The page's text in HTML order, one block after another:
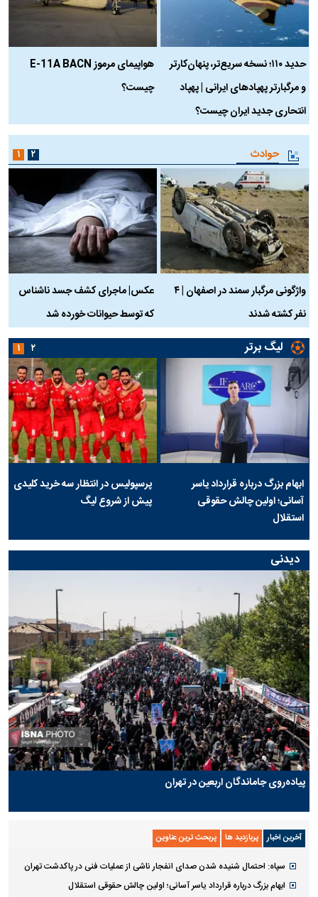
حدید ۱۱۰؛ نسخه سریع‌تر، پنهان‌کارتر
و مرگبارتر پهپادهای ایرانی | پهپاد
انتحاری جدید ایران چیست؟
هواپیمای مرموز E-11A BACN
چیست؟
حوادث
واژگونی مرگبار سمند در اصفهان | ۴
نفر کشته شدند
عکس| ماجرای کشف جسد ناشناس
که توسط حیوانات خورده شد
۱ ۲
لیگ برتر
ابهام بزرگ درباره قرارداد یاسر
آسانی؛ اولین چالش حقوقی
استقلال
پرسپولیس در انتظار سه خرید کلیدی
پیش از شروع لیگ
۱ ۲
دیدنی
پیاده‌روی جاماندگان اربعین در تهران
آخرین اخبار پربازدید ها پربحث ترین عناوین
سپاه: احتمال شنیده شدن صدای انفجار ناشی از عملیات فنی در پاکدشت تهران
ابهام بزرگ درباره قرارداد یاسر آسانی؛ اولین چالش حقوقی استقلال